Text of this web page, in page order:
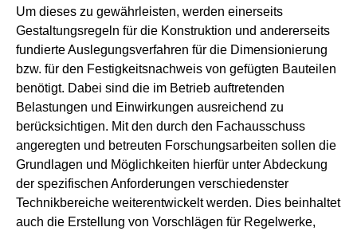
Um dieses zu gewährleisten, werden einerseits
Gestaltungsregeln für die Konstruktion und andererseits
fundierte Auslegungsverfahren für die Dimensionierung
bzw. für den Festigkeitsnachweis von gefügten Bauteilen
benötigt. Dabei sind die im Betrieb auftretenden
Belastungen und Einwirkungen ausreichend zu
berücksichtigen. Mit den durch den Fachausschuss
angeregten und betreuten Forschungsarbeiten sollen die
Grundlagen und Möglichkeiten hierfür unter Abdeckung
der spezifischen Anforderungen verschiedenster
Technikbereiche weiterentwickelt werden. Dies beinhaltet
auch die Erstellung von Vorschlägen für Regelwerke,